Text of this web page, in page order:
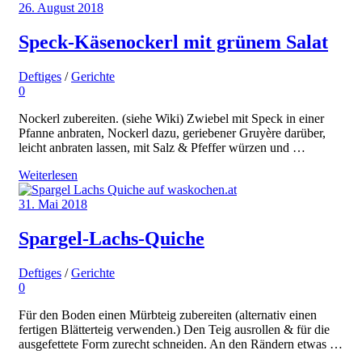
26. August 2018
Speck-Käsenockerl mit grünem Salat
Deftiges /Gerichte
0
Nockerl zubereiten. (siehe Wiki) Zwiebel mit Speck in einer
Pfanne anbraten, Nockerl dazu, geriebener Gruyère darüber,
leicht anbraten lassen, mit Salz & Pfeffer würzen und …
Weiterlesen
31. Mai 2018
Spargel-Lachs-Quiche
Deftiges /Gerichte
0
Für den Boden einen Mürbteig zubereiten (alternativ einen
fertigen Blätterteig verwenden.) Den Teig ausrollen & für die
ausgefettete Form zurecht schneiden. An den Rändern etwas …